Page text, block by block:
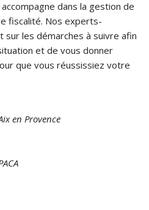
dans la gestion de
fiscalité. Nos experts-
sur les démarches à suivre afin
et de vous donner
que vous réussissiez votre
en Provence